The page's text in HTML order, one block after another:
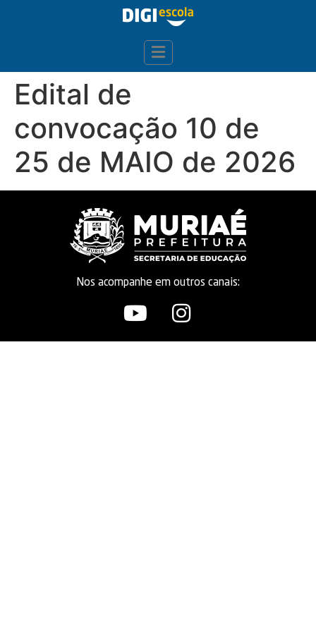
Edital de
convocação 10 de
25 de MAIO de 2026
Nos acompanhe em outros canais: